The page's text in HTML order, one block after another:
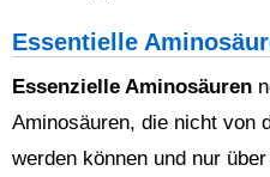
Essentielle
Essenzielle Aminosäuren
Aminosäuren, die nicht von
werden können und nur